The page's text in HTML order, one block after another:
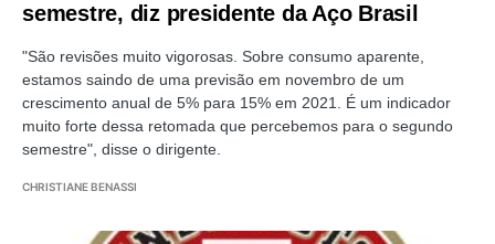
semestre, diz presidente da Aço Brasil
"São revisões muito vigorosas. Sobre consumo aparente,
estamos saindo de uma previsão em novembro de um
crescimento anual de 5% para 15% em 2021. É um indicador
muito forte dessa retomada que percebemos para o segundo
semestre", disse o dirigente.
CHRISTIANE BENASSI